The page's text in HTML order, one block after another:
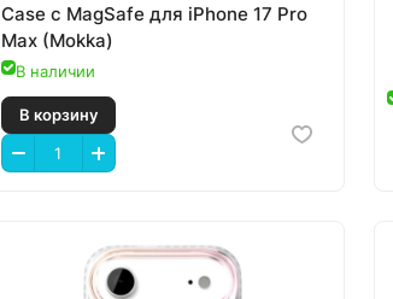
Case с MagSafe для iPhone 17 Pro
Max (Mokka)
В наличии